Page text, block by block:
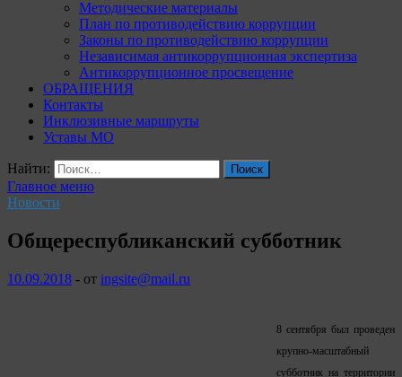
Методические материалы
План по противодействию коррупции
Законы по противодействию коррупции
Независимая антикоррупционная экспертиза
Антикоррупционное просвещение
ОБРАЩЕНИЯ
Контакты
Инклюзивные маршруты
Уставы МО
Найти:
Главное меню
Новости
Общереспубликанский субботник
10.09.2018 - от ingsite@mail.ru
8 сентября был проведен
крупно-масштабный
субботник на территории